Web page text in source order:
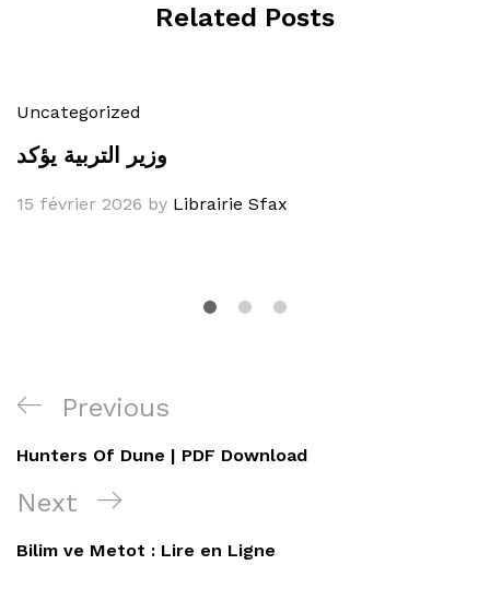
Related Posts
Uncategorized
وزير التربية يؤكد
15 février 2026 by Librairie Sfax
Navigation
de
l’article
Previous
Post
Previous
Hunters Of Dune | PDF Download
Next
Post
Next
Bilim ve Metot : Lire en Ligne